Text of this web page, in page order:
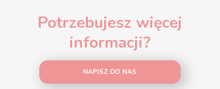
Potrzebujesz więcej
informacji?
NAPISZ DO NAS